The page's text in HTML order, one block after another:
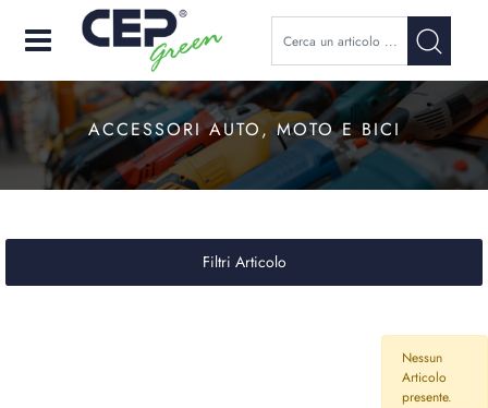
Open
ACCESSORI AUTO, MOTO E BICI
Filtri Articolo
Nessun
Articolo
presente.